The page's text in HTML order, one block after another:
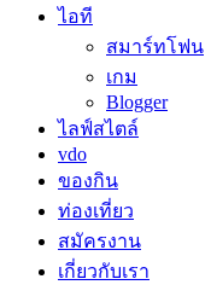
ไอที
สมาร์ทโฟน
เกม
Blogger
ไลฟ์สไตล์
vdo
ของกิน
ท่องเที่ยว
สมัครงาน
เกี่ยวกับเรา